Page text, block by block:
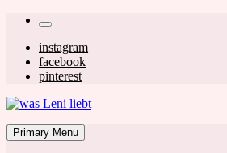
Skip
content
Secondary
left
navigation
Secondary
right
navigation
instagram
facebook
pinterest
Mom & Lifestyle Blog
Primary Menu